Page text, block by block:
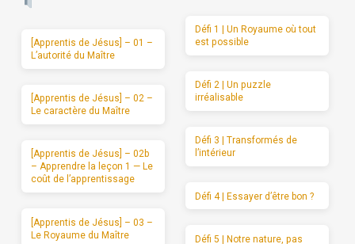
[Apprentis de Jésus] – 01 –
L’autorité du Maître
[Apprentis de Jésus] – 02 –
Le caractère du Maître
[Apprentis de Jésus] – 02b
– Apprendre la leçon 1 — Le
coût de l’apprentissage
[Apprentis de Jésus] – 03 –
Le Royaume du Maître
Défi 1 | Un Royaume où tout
est possible
Défi 2 | Un puzzle
irréalisable
Défi 3 | Transformés de
l’intérieur
Défi 4 | Essayer d’être bon ?
Défi 5 | Notre nature, pas